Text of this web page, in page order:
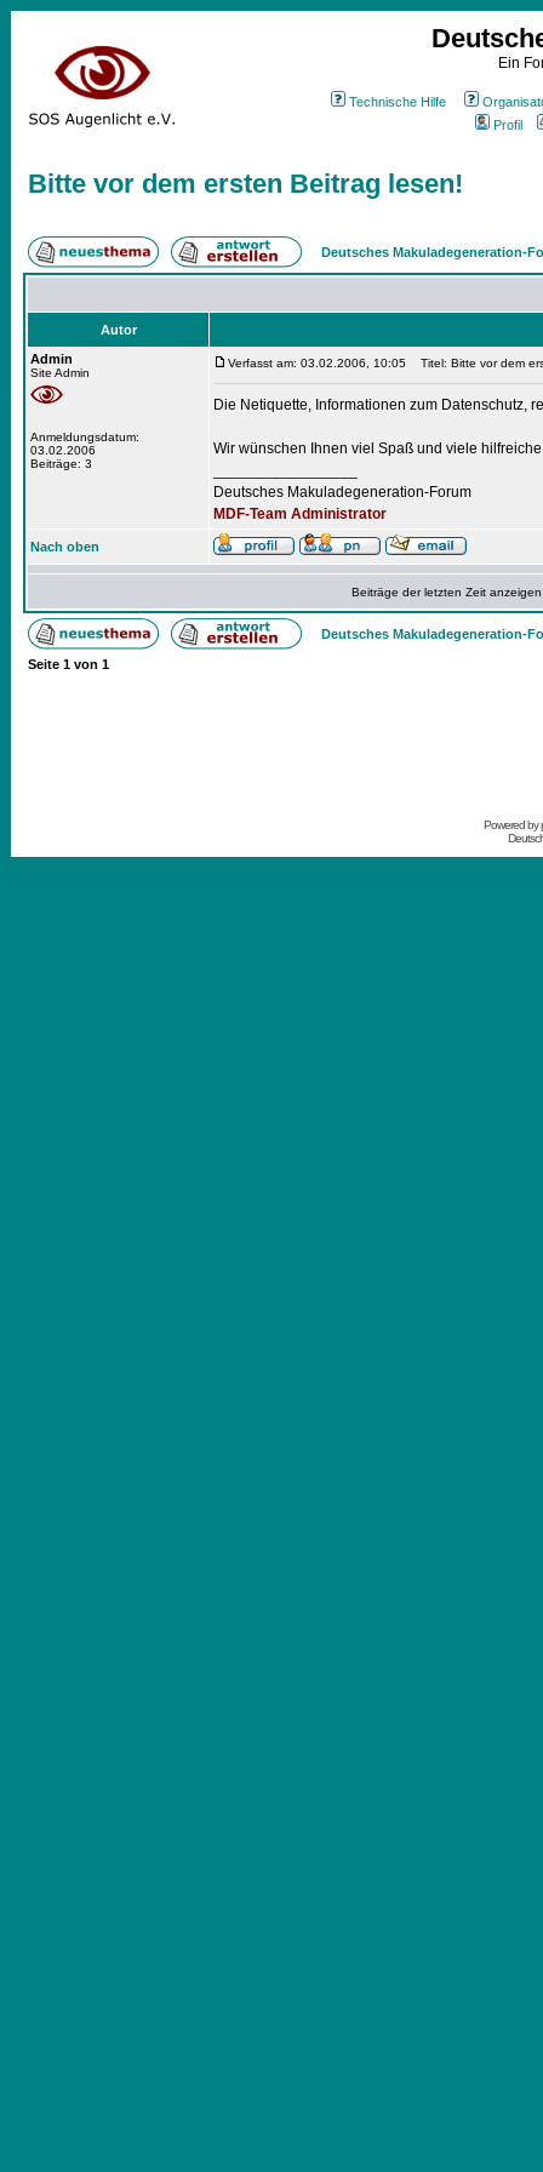
Ein
Technische Hilfe
Profil
Bitte vor dem ersten Beitrag lesen!
Deutsches Makuladegeneration-
Autor
Admin
Site Admin
Anmeldungsdatum:
03.02.2006
Beiträge: 3
Verfasst am: 03.02.2006, 10:05 Titel: Bitte vor dem
Die Netiquette, Informationen zum Datenschutz,
Wir wünschen Ihnen viel Spaß und viele
Deutsches Makuladegeneration-Forum
MDF-Team Administrator
Nach oben
Beiträge der letzten Zeit
Deutsches Makuladegeneration-
Seite 1 von 1
Powered by